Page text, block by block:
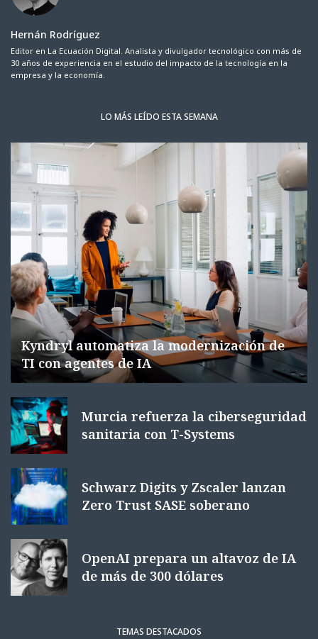
Hernán Rodríguez
Editor en La Ecuación Digital. Analista y divulgador tecnológico con más de
30 años de experiencia en el estudio del impacto de la tecnología en la
empresa y la economía.
LO MÁS LEÍDO ESTA SEMANA
Kyndryl automatiza la modernización de
TI con agentes de IA
Murcia refuerza la ciberseguridad
sanitaria con T-Systems
Schwarz Digits y Zscaler lanzan
Zero Trust SASE soberano
OpenAI prepara un altavoz de IA
de más de 300 dólares
TEMAS DESTACADOS